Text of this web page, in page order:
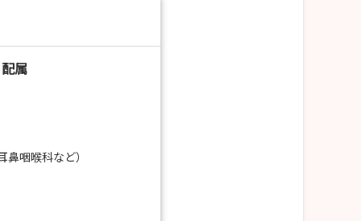
属
咽喉科など）